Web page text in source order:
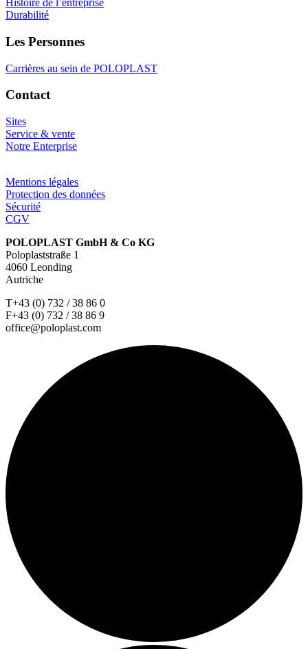
Histoire de l’entreprise
Durabilité
Les Personnes
Carrières au sein de POLOPLAST
Contact
Sites
Service & vente
Notre Enterprise
Mentions légales
Protection des données
Sécurité
CGV
POLOPLAST GmbH & Co KG
Poloplaststraße 1
4060 Leonding
Autriche
T+43 (0) 732 / 38 86 0
F+43 (0) 732 / 38 86 9
office@poloplast.com